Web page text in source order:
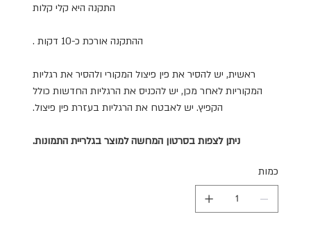
התקנה היא קלי קלות
ההתקנה אורכת כ-10 דקות .
ראשית, יש להסיר את פין פיצול המקורי ולהסיר את רגליות
המקוריות לאחר מכן, יש להכניס את הרגליות החדשות כולל
הקפיץ. יש לאבטח את הרגליות בעזרת פין פיצול.
ניתן לצפות בסרטון המחשה למוצר בגלריית התמונות.
כמות